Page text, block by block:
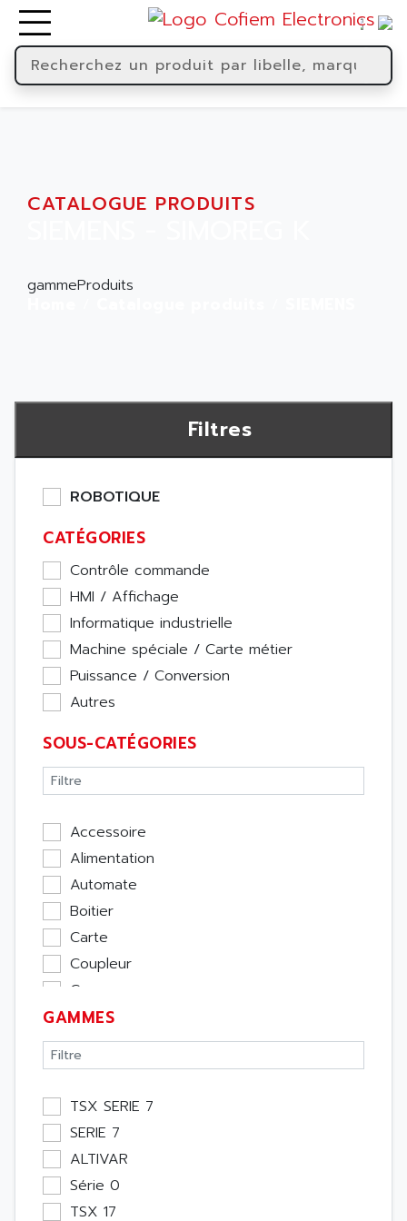
CATALOGUE PRODUITS
gammeProduits
Filtres
ROBOTIQUE
CATÉGORIES
Contrôle commande
HMI / Affichage
Informatique industrielle
Machine spéciale / Carte métier
Puissance / Conversion
Autres
SOUS-CATÉGORIES
Accessoire
Alimentation
Automate
Boitier
Carte
Coupleur
Cpu
Ecran
Entrée / Sortie
Memoire
Module Métier
Moteur
Pupitre Opérateur
Rack
Etude
GAMMES
TSX SERIE 7
SERIE 7
ALTIVAR
Série 0
TSX 17